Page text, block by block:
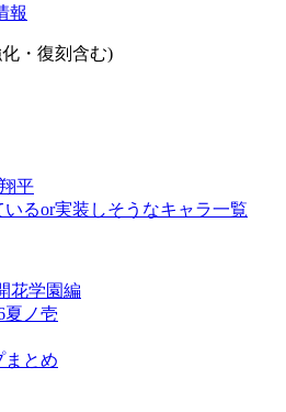
報
・復刻含む)
平
るor実装しそうなキャラ一覧
花学園編
夏ノ壱
まとめ